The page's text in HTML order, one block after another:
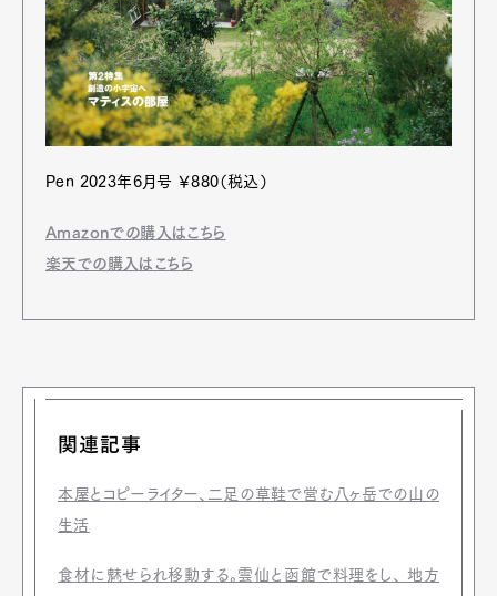
Pen 2023年6月号 ￥880（税込）
Amazonでの購入はこちら
楽天での購入はこちら
関連記事
本屋とコピーライター、二足の草鞋で営む八ヶ岳での山の
生活
食材に魅せられ移動する。雲仙と函館で料理をし、 地方